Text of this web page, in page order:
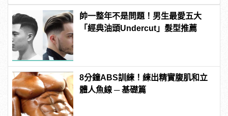
帥一整年不是問題！男生最愛五大
「經典油頭Undercut」髮型推薦
8分鐘ABS訓練！練出精實腹肌和立
體人魚線 ─ 基礎篇